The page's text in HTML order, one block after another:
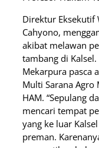
Direktur Eksekutif
Cahyono,
akibat melawan
tambang di
Mekarpura pasca
Multi Sarana Agro
HAM. “Sepulang
mencari tempat
yang ke luar
preman.